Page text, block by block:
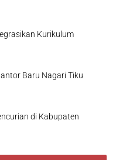
Kurikulum
Baru Nagari Tiku
di Kabupaten